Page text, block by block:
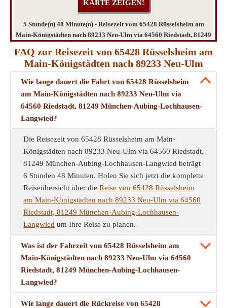
5 Stunde(n) 48 Minute(n) - Reisezeit vom 65428 Rüsselsheim am
Main-Königstädten nach 89233 Neu-Ulm via 64560 Riedstadt, 81249
FAQ zur Reisezeit von 65428 Rüsselsheim am
Main-Königstädten nach 89233 Neu-Ulm
Wie lange dauert die Fahrt von 65428 Rüsselsheim
am Main-Königstädten nach 89233 Neu-Ulm via
64560 Riedstadt, 81249 München-Aubing-Lochhausen-
Langwied?
Die Reisezeit von 65428 Rüsselsheim am Main-
Königstädten nach 89233 Neu-Ulm via 64560 Riedstadt,
81249 München-Aubing-Lochhausen-Langwied beträgt
6 Stunden 48 Minuten. Holen Sie sich jetzt die komplette
Reiseübersicht über die Reise von 65428 Rüsselsheim
am Main-Königstädten nach 89233 Neu-Ulm via 64560
Riedstadt, 81249 München-Aubing-Lochhausen-
Langwied um Ihre Reise zu planen.
Was ist der Fahrzeit von 65428 Rüsselsheim am
Main-Königstädten nach 89233 Neu-Ulm via 64560
Riedstadt, 81249 München-Aubing-Lochhausen-
Langwied?
Wie lange dauert die Rückreise von 65428